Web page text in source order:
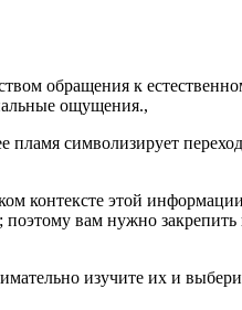
обращения к
ощущения.,
символизирует
контексте этой
вам нужно
изучите их и